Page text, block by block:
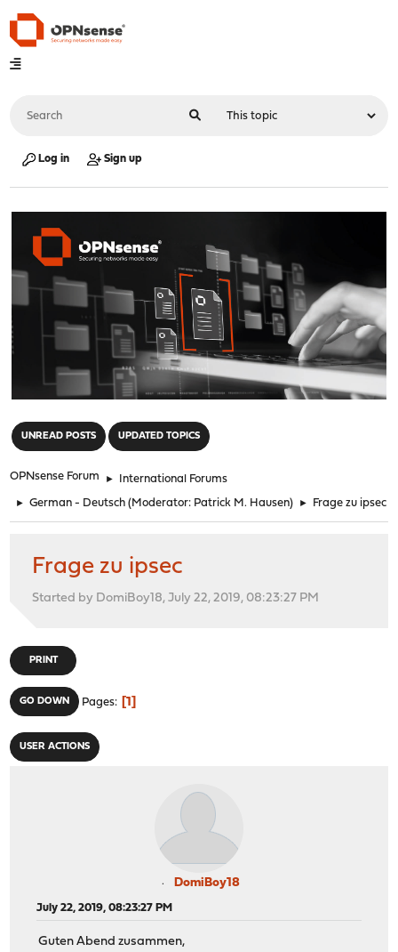
Log in Sign up
UNREAD POSTS UPDATED TOPICS
OPNsense Forum ► International Forums
► German - Deutsch (Moderator: Patrick M. Hausen) ► Frage zu ipsec
Frage zu ipsec
Started by DomiBoy18, July 22, 2019, 08:23:27 PM
PRINT
GO DOWN Pages 1
USER ACTIONS
DomiBoy18
July 22, 2019, 08:23:27 PM
Guten Abend zusammen,